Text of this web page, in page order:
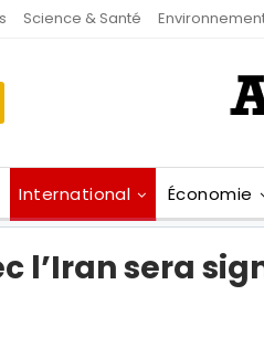
Science & Santé
International Économie
l’Iran sera